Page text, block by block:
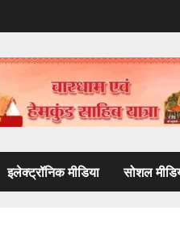
इलेक्ट्रॉनिक मीडिया सोशल